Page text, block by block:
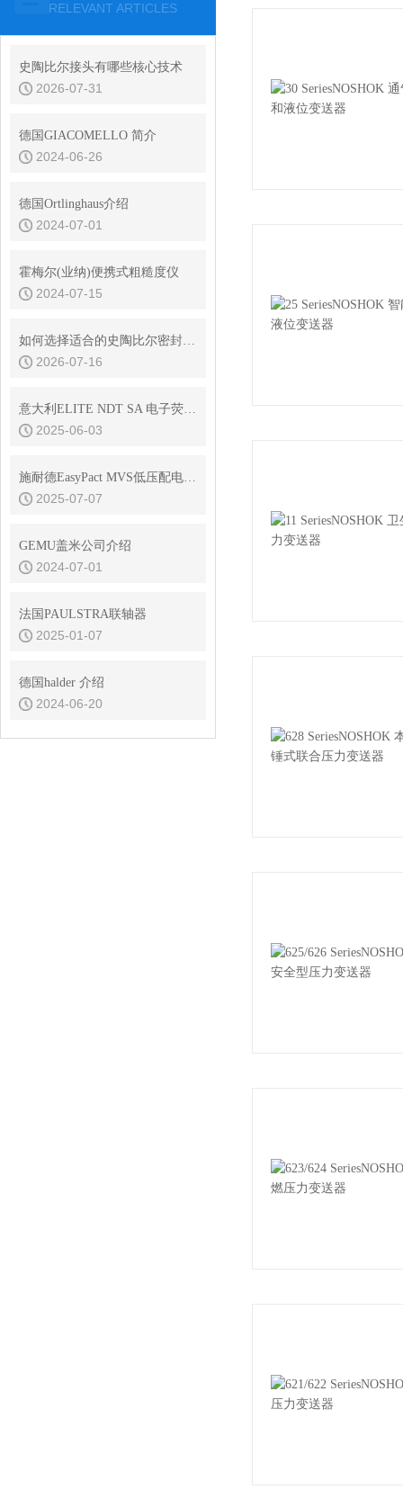
RELEVANT ARTICLES
史陶比尔接头有哪些核心技术
2026-07-31
德国GIACOMELLO 简介
2024-06-26
德国Ortlinghaus介绍
2024-07-01
霍梅尔(业纳)便携式粗糙度仪
2024-07-15
如何选择适合的史陶比尔密封接头型号
2026-07-16
意大利ELITE NDT SA 电子荧光光度计NDT S291
2025-06-03
施耐德EasyPact MVS低压配电空气断路器在风电中的应用
2025-07-07
GEMU盖米公司介绍
2024-07-01
法国PAULSTRA联轴器
2025-01-07
德国halder 介绍
2024-06-20